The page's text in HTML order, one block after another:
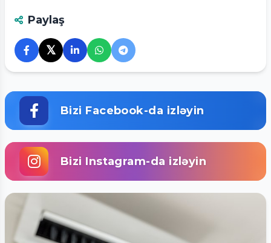
Paylaş
𝕏
Bizi Facebook-da izləyin
Bizi Instagram-da izləyin